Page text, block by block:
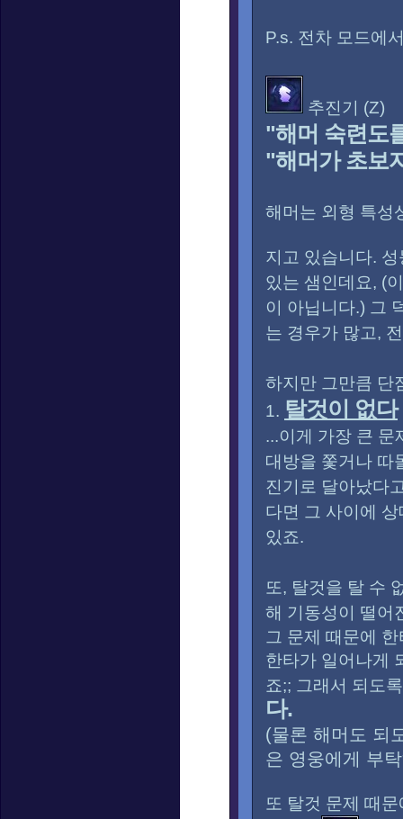
P.s. 전차 모드에
추진기 (Z)
"해머 숙련도
"해머가 초보
해머는 외형 특성
지고 있습니다.
있는 샘인데요, (
이 아닙니다.) 그
는 경우가 많고,
하지만 그만큼 단
1. 탈것이 없다
...이게 가장 큰 문
대방을 쫓거나 따
진기로 달아났다
다면 그 사이에
있죠.
또, 탈것을 탈 수
해 기동성이 떨어
그 문제 때문에
한타가 일어나게
죠;; 그래서 되도
다.
(물론 해머도 되
은 영웅에게 부
또 탈것 문제 때